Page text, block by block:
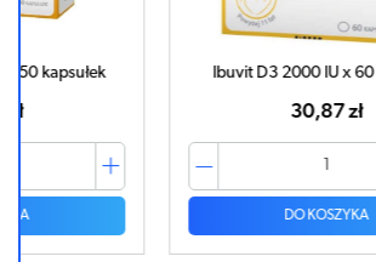
Ibuvit D3 2000 IU x 60 kapsułek
30,87 zł
DO KOSZYKA